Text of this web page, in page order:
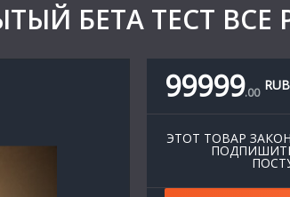
БЕТА ТЕСТ ВСЕ
99999.00 RUB
ЭТОТ ТОВАР